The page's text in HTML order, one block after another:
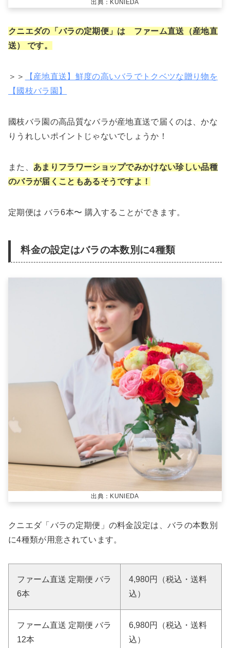
出典：KUNIEDA
クニエダの「バラの定期便」は ファーム直送（産地直
送） です。
＞＞
【産地直送】鮮度の高いバラでトクベツな贈り物を
【國枝バラ園】
國枝バラ園の高品質なバラが産地直送で届くのは、かな
りうれしいポイントじゃないでしょうか！
また、 あまりフラワーショップでみかけない珍しい品種
のバラが届くこともあるそうですよ！
定期便は バラ6本〜 購入することができます。
料金の設定はバラの本数別に4種類
出典：KUNIEDA
クニエダ「バラの定期便」の料金設定は、バラの本数別
に4種類が用意されています。
ファーム直送 定期便 バラ
6本
4,980円（税込・送料
込）
ファーム直送 定期便 バラ
12本
6,980円（税込・送料
込）